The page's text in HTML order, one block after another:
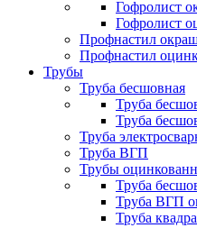
Гофролист
Гофролист
Профнастил
Профнастил
Трубы
Труба бесшовная
Труба
Труба
Труба
Труба ВГП
Трубы
Труба
Труба ВГП
Труба